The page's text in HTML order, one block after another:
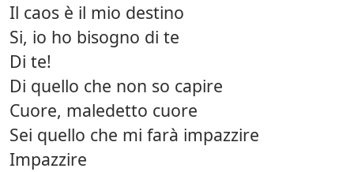
Il caos è il mio destino
Si, io ho bisogno di te
Di te!
Di quello che non so capire
Cuore, maledetto cuore
Sei quello che mi farà impazzire
Impazzire